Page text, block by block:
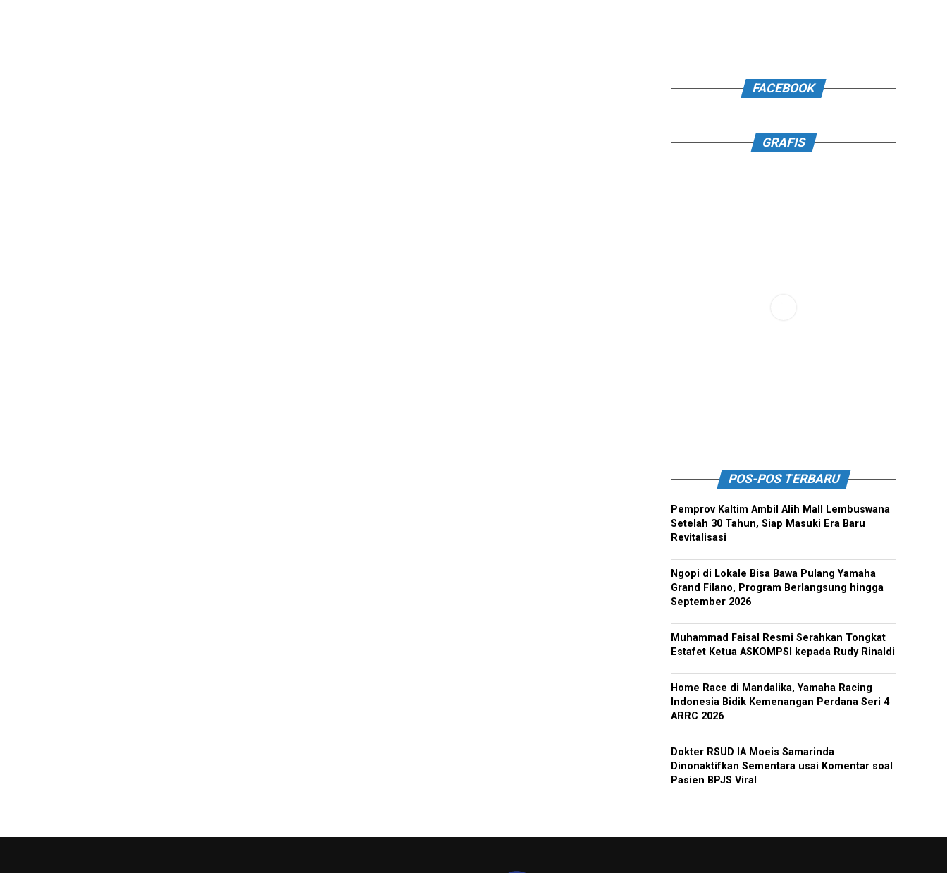
FACEBOOK
GRAFIS
POS-POS TERBARU
Pemprov Kaltim Ambil Alih Mall Lembuswana
Setelah 30 Tahun, Siap Masuki Era Baru
Revitalisasi
Ngopi di Lokale Bisa Bawa Pulang Yamaha
Grand Filano, Program Berlangsung hingga
September 2026
Muhammad Faisal Resmi Serahkan Tongkat
Estafet Ketua ASKOMPSI kepada Rudy Rinaldi
Home Race di Mandalika, Yamaha Racing
Indonesia Bidik Kemenangan Perdana Seri 4
ARRC 2026
Dokter RSUD IA Moeis Samarinda
Dinonaktifkan Sementara usai Komentar soal
Pasien BPJS Viral